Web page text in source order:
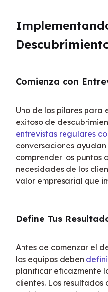
Comienza con
Uno de los pilares para
exitoso de
entrevistas regulares
conversaciones ayudan
comprender los puntos
necesidades de los
valor empresarial que
Define Tus
Antes de comenzar el
los equipos deben
planificar eficazmente
clientes. Los resultados